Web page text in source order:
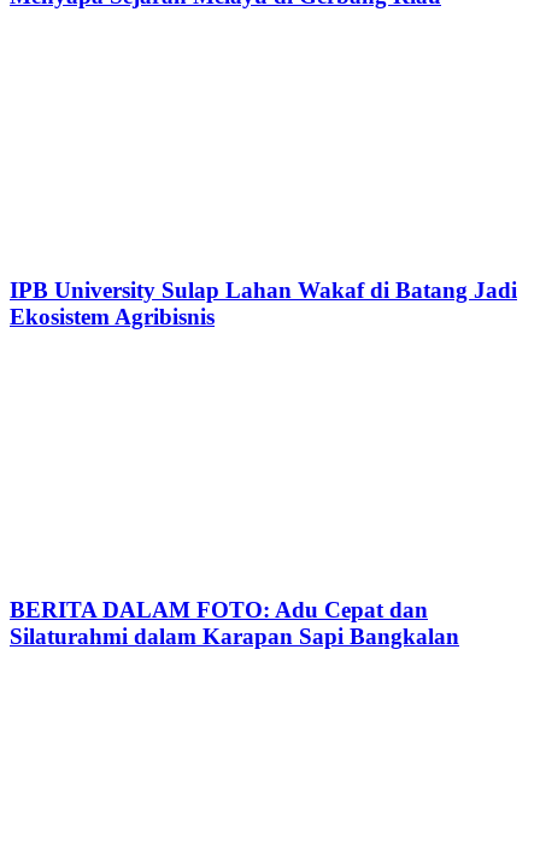
IPB University Sulap Lahan Wakaf di Batang Jadi
Ekosistem Agribisnis
BERITA DALAM FOTO: Adu Cepat dan
Silaturahmi dalam Karapan Sapi Bangkalan